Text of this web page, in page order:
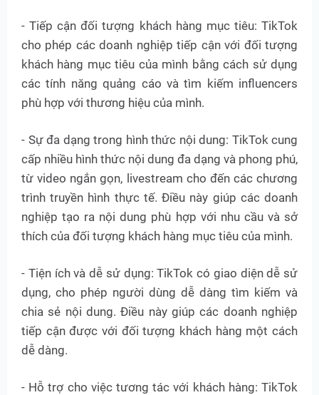
- Tiếp cận đối tượng khách hàng mục tiêu: TikTok
cho phép các doanh nghiệp tiếp cận với đối tượng
khách hàng mục tiêu của mình bằng cách sử dụng
các tính năng quảng cáo và tìm kiếm influencers
phù hợp với thương hiệu của mình.
- Sự đa dạng trong hình thức nội dung: TikTok cung
cấp nhiều hình thức nội dung đa dạng và phong phú,
từ video ngắn gọn, livestream cho đến các chương
trình truyền hình thực tế. Điều này giúp các doanh
nghiệp tạo ra nội dung phù hợp với nhu cầu và sở
thích của đối tượng khách hàng mục tiêu của mình.
- Tiện ích và dễ sử dụng: TikTok có giao diện dễ sử
dụng, cho phép người dùng dễ dàng tìm kiếm và
chia sẻ nội dung. Điều này giúp các doanh nghiệp
tiếp cận được với đối tượng khách hàng một cách
dễ dàng.
- Hỗ trợ cho việc tương tác với khách hàng: TikTok